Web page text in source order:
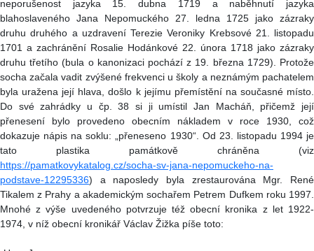
neporušenost jazyka 15. dubna 1719 a naběhnutí jazyka
blahoslaveného Jana Nepomuckého 27. ledna 1725 jako zázraky
druhu druhého a uzdravení Terezie Veroniky Krebsové 21. listopadu
1701 a zachránění Rosalie Hodánkové 22. února 1718 jako zázraky
druhu třetího (bula o kanonizaci pochází z 19. března 1729). Protože
socha začala vadit zvýšené frekvenci u školy a neznámým pachatelem
byla uražena její hlava, došlo k jejímu přemístění na současné místo.
Do své zahrádky u čp. 38 si ji umístil Jan Macháň, přičemž její
přenesení bylo provedeno obecním nákladem v roce 1930, což
dokazuje nápis na soklu: „přeneseno 1930“. Od 23. listopadu 1994 je
tato plastika památkově chráněna (viz
https://pamatkovykatalog.cz/socha-sv-jana-nepomuckeho-na-
podstave-12295336) a naposledy byla zrestaurována Mgr. René
Tikalem z Prahy a akademickým sochařem Petrem Dufkem roku 1997.
Mnohé z výše uvedeného potvrzuje též obecní kronika z let 1922-
1974, v níž obecní kronikář Václav Žižka píše toto: